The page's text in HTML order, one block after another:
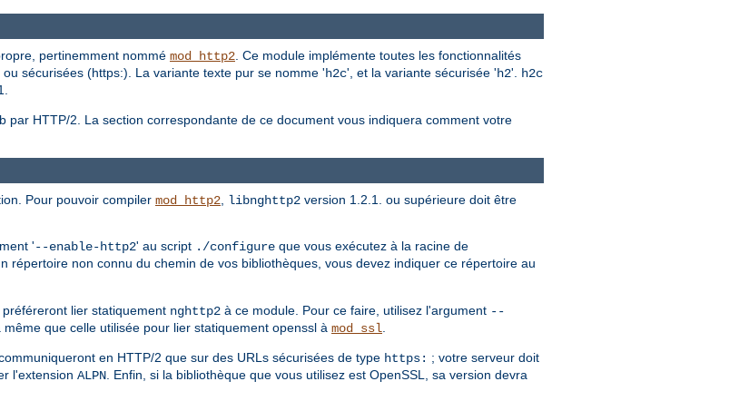
pertinemment nommé mod_http2 . Ce module implémente toutes les fonctionnalités
sécurisées (https:). La variante texte pur se nomme 'h2c', et la variante sécurisée 'h2'.
h2c
HTTP/2. La section correspondante de ce document vous indiquera comment votre
Pour pouvoir compiler mod_http2, libnghttp2 version 1.2.1. ou supérieure doit être
'--enable-http2' au script ./configure que vous exécutez à la racine de
répertoire non connu du chemin de vos bibliothèques, vous devez indiquer ce répertoire au
lier statiquement nghttp2 à ce module. Pour ce faire, utilisez l'argument --
que celle utilisée pour lier statiquement openssl à mod_ssl.
en HTTP/2 que sur des URLs sécurisées de type https: ; votre serveur doit
l'extension ALPN. Enfin, si la bibliothèque que vous utilisez est OpenSSL, sa version devra